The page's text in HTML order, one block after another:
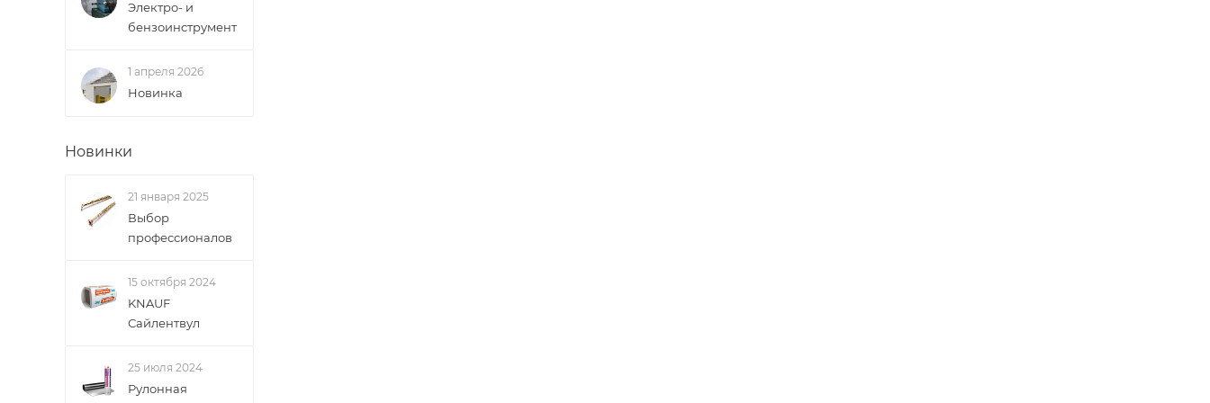
Электро- и
бензоинструмент
1 апреля 2026
Новинка
Новинки
21 января 2025
Выбор
профессионалов
15 октября 2024
KNAUF
Сайлентвул
25 июля 2024
Рулонная